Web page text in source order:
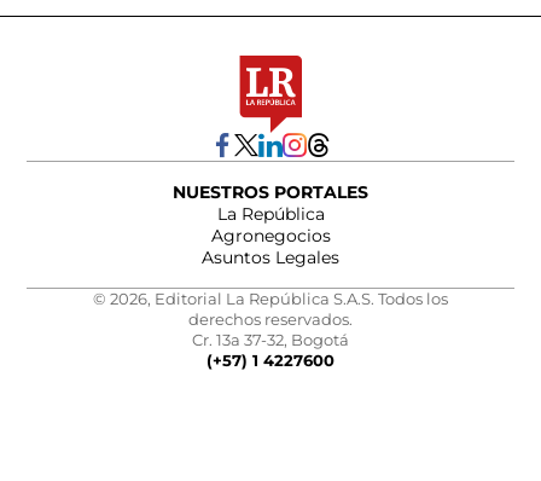
NUESTROS PORTALES
La República
Agronegocios
Asuntos Legales
© 2026, Editorial La República S.A.S. Todos los
derechos reservados.
Cr. 13a 37-32, Bogotá
(+57) 1 4227600